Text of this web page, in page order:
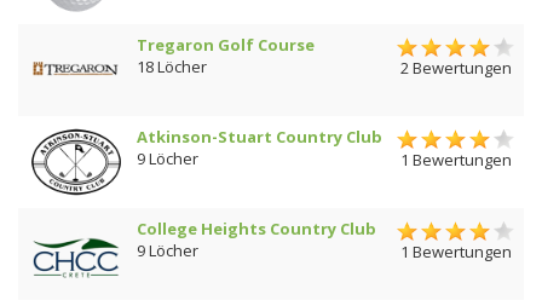
Tregaron Golf Course
18 Löcher
2 Bewertungen
Atkinson-Stuart Country Club
9 Löcher
1 Bewertungen
College Heights Country Club
9 Löcher
1 Bewertungen